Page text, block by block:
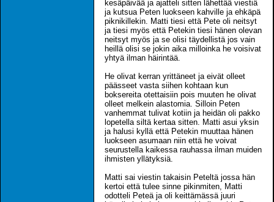
kesäpäivää ja ajatteli sitten lähettää viestiä
ja kutsua Peten luokseen kahville ja ehkäpä
piknikillekin. Matti tiesi että Pete oli neitsyt
ja tiesi myös että Petekin tiesi hänen olevan
neitsyt myös ja se olisi täydellistä jos vain
heillä olisi se jokin aika milloinka he voisivat
yhtyä ilman häirintää.
He olivat kerran yrittäneet ja eivät olleet
päässeet vasta siihen kohtaan kun
boksereita otettaisiin pois muuten he olivat
olleet melkein alastomia. Silloin Peten
vanhemmat tulivat kotiin ja heidän oli pakko
lopetella siltä kertaa sitten. Matti asui yksin
ja halusi kyllä että Petekin muuttaa hänen
luokseen asumaan niin että he voivat
seurustella kaikessa rauhassa ilman muiden
ihmisten yllätyksiä.
Matti sai viestin takaisin Peteltä jossa hän
kertoi että tulee sinne pikinmiten, Matti
odotteli Peteä ja oli keittämässä juuri